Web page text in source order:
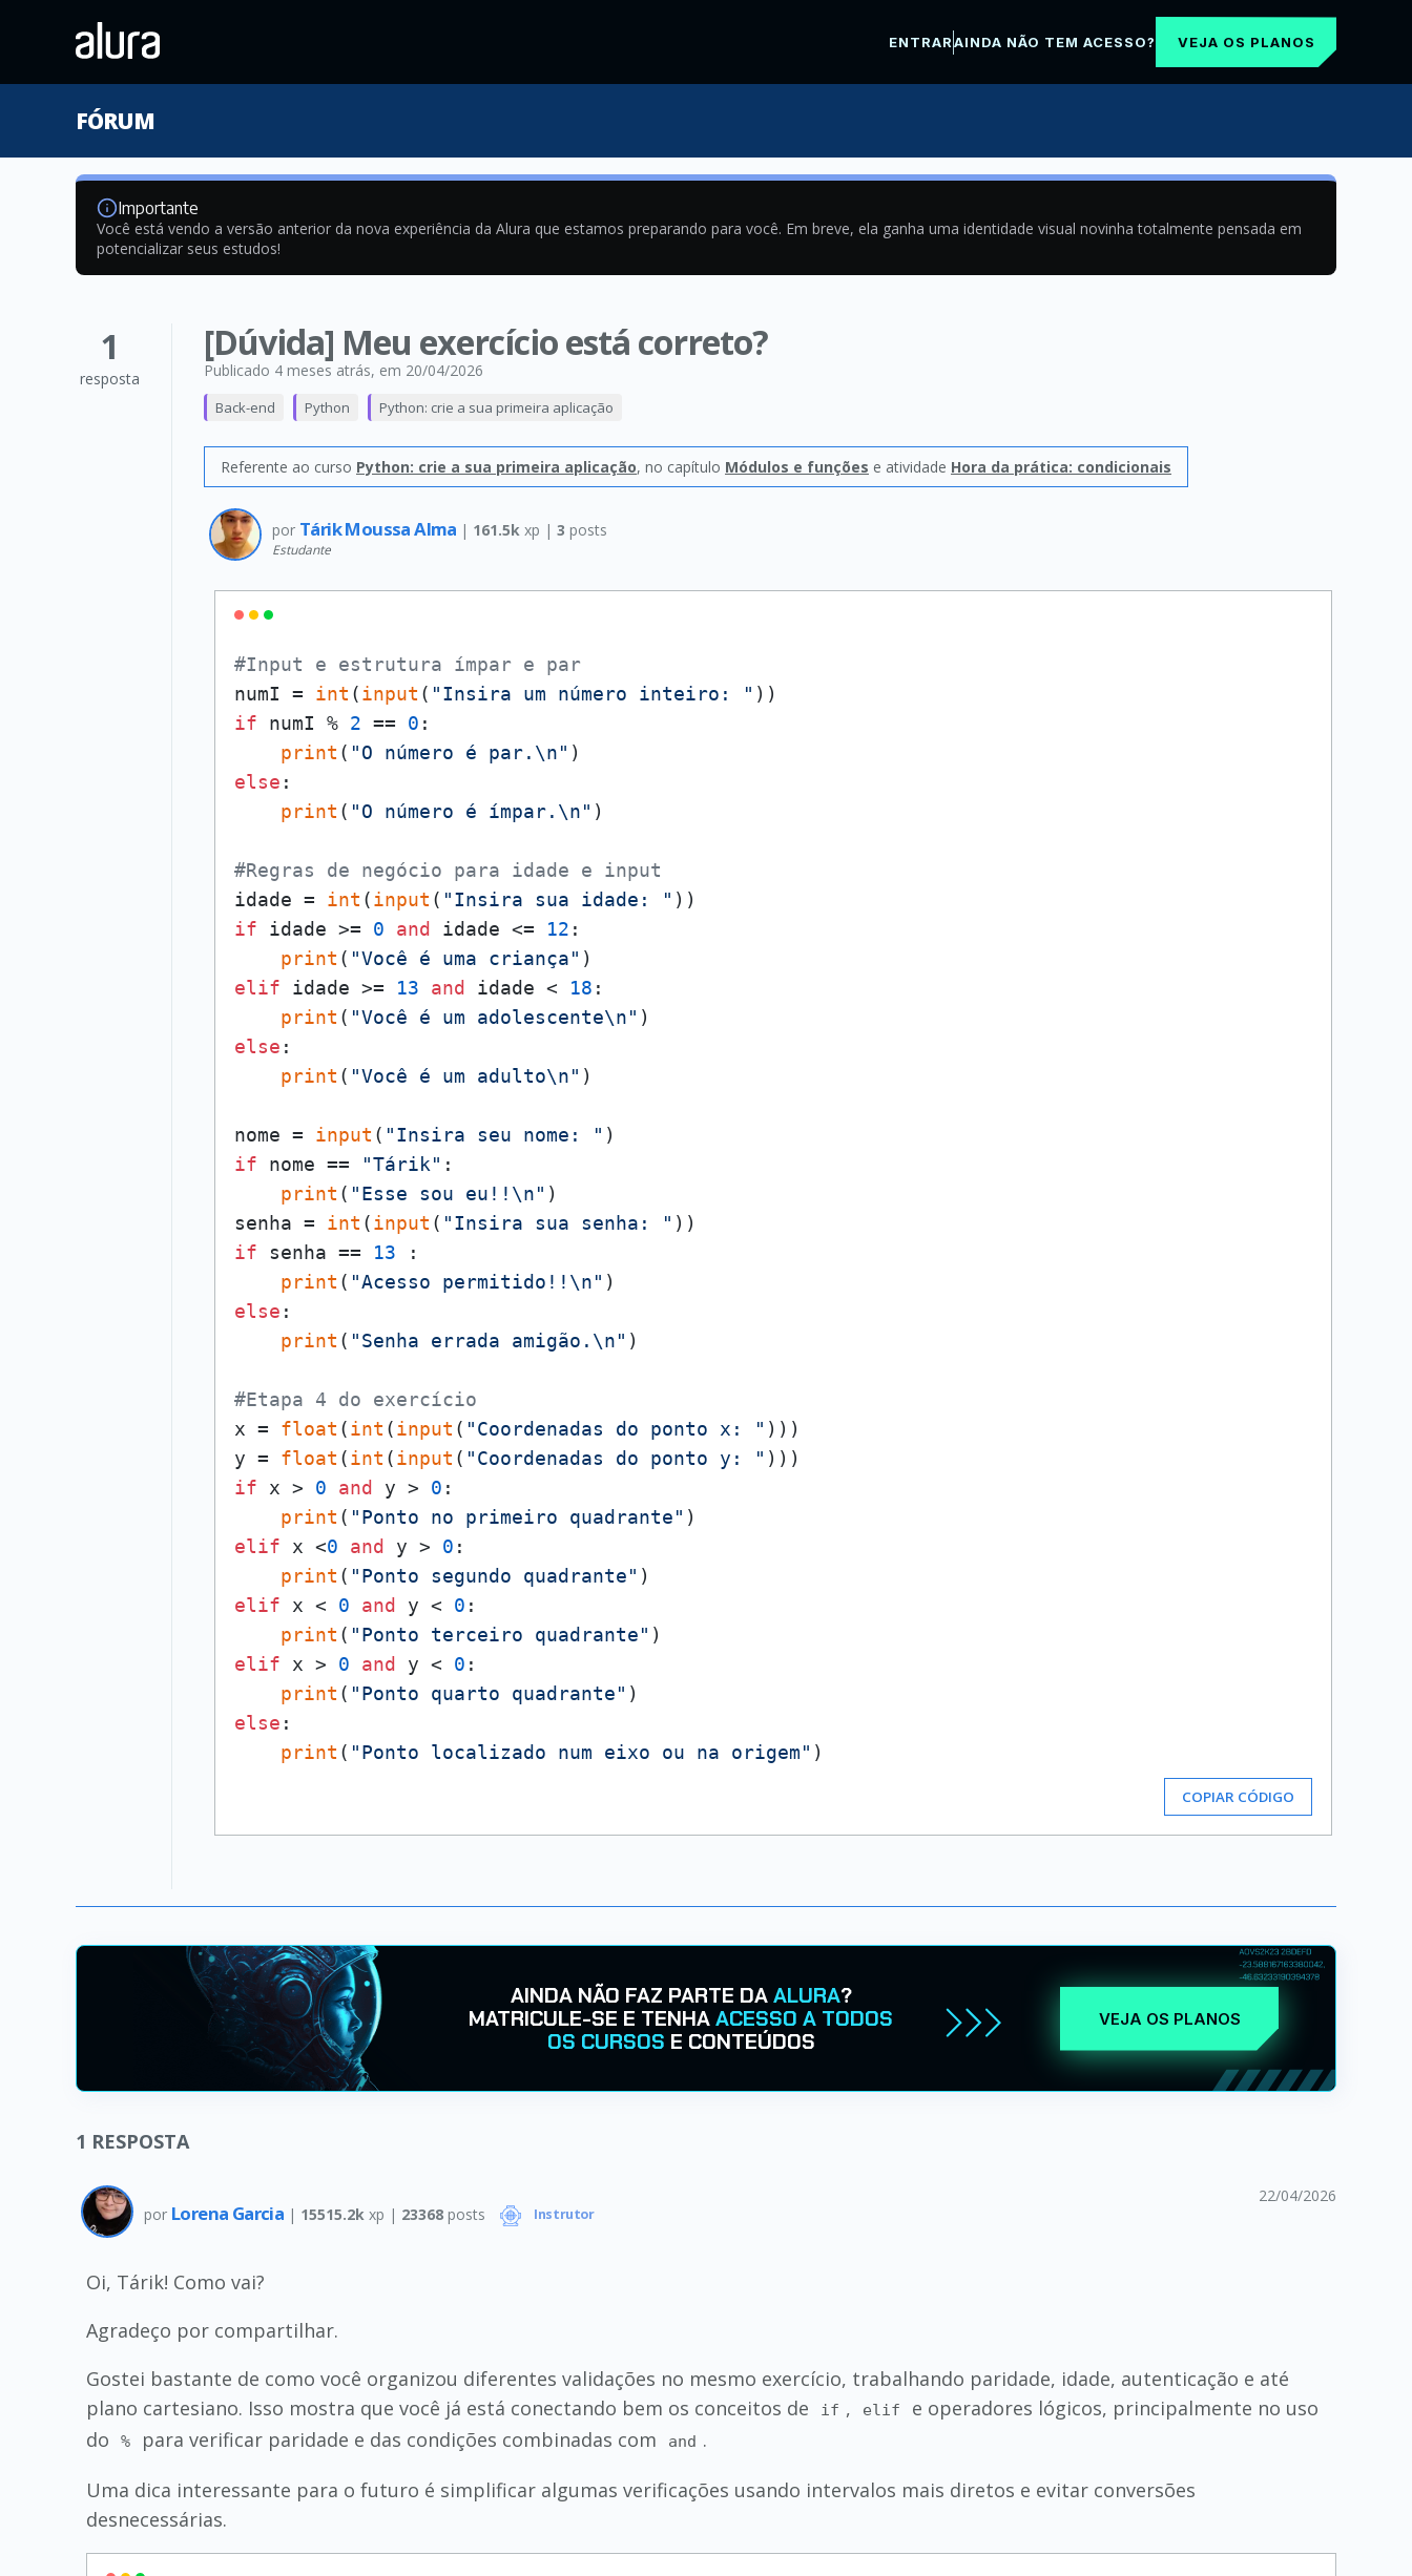
ENTRARAINDA NÃO TEM ACESSO? VEJA OS PLANOS
FÓRUM
Importante
Você está vendo a versão anterior da nova experiência da Alura que estamos preparando para você. Em breve, ela ganha uma identidade visual novinha totalmente pensada em
potencializar seus estudos!
1
resposta
[Dúvida] Meu exercício está correto?
Publicado 4 meses atrás, em 20/04/2026
Back-end Python Python: crie a sua primeira aplicação
Referente ao curso Python: crie a sua primeira aplicação, no capítulo Módulos e funções e atividade Hora da prática: condicionais
por Tárik Moussa Alma | 161.5k xp |3 posts
Estudante
#Input e estrutura ímpar e par
numI = int (input ( "Insira um número inteiro: "
if numI % 2 == 0 :
print ( "O número é par.\n"
else :
print ( "O número é ímpar.\n" )
#Regras de negócio para idade e input
idade = int (input ( "Insira sua idade: "
if idade >= 0 and idade <= 12 :
print ( "Você é uma criança"
elif idade >= 13 and idade < 18 :
print ( "Você é um adolescente\n"
else :
print ( "Você é um adulto\n" )
nome = input ( "Insira seu nome: "
if nome == "Tárik" :
print ( "Esse sou eu!!\n" )
senha = int (input ( "Insira sua senha: "
if senha == 13 :
print ( "Acesso permitido!!\n"
else :
print ( "Senha errada amigão.\n" )
#Etapa 4 do exercício
x = float (int (input ( "Coordenadas do ponto x: " )))
y = float (int (input ( "Coordenadas do ponto y: "
if x > 0 and y > 0 :
print ( "Ponto no primeiro quadrante"
elif x <0 and y > 0 :
print ( "Ponto segundo quadrante"
elif x < 0 and y < 0 :
print ( "Ponto terceiro quadrante"
elif x > 0 and y < 0 :
print ( "Ponto quarto quadrante"
else :
print ( "Ponto localizado num eixo ou na origem"
COPIAR CÓDIGO
AINDA NÃO FAZ PARTE DAALURA?
MATRICULE-SE E TENHAACESSO A TODOS
OS CURSOS E CONTEÚDOS
VEJA OS PLANOS
1 RESPOSTA
por Lorena Garcia | 15515.2k xp | 23368posts Instrutor
22/04/2026
Oi, Tárik! Como vai?
Agradeço por compartilhar.
Gostei bastante de como você organizou diferentes validações no mesmo exercício, trabalhando paridade, idade, autenticação e até
plano cartesiano. Isso mostra que você já está conectando bem os conceitos de
if , elif
e operadores lógicos, principalmente no uso
do
% para verificar paridade e das condições combinadas com and .
Uma dica interessante para o futuro é simplificar algumas verificações usando intervalos mais diretos e evitar conversões
desnecessárias.